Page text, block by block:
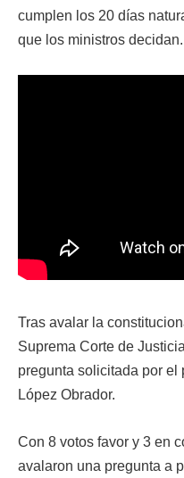
cumplen los 20 días
que los ministros decidan.
Tras avalar la
Suprema Corte de
pregunta solicitada por el
López Obrador.
Con 8 votos favor y 3 en
avalaron una pregunta a